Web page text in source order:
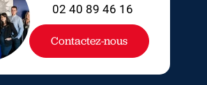
02 40 89 46 16
Contactez-nous